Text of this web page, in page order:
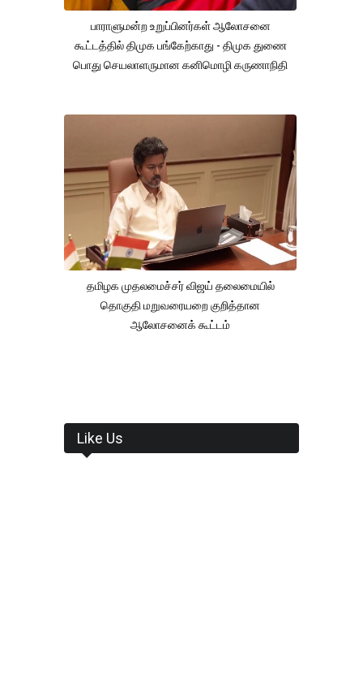
பாராளுமன்ற உறுப்பினர்கள் ஆலோசனை
கூட்டத்தில் திமுக பங்கேற்காது - திமுக துணை
பொது செயலாளருமான கனிமொழி கருணாநிதி
தமிழக முதலமைச்சர் விஜய் தலைமையில்
தொகுதி மறுவரையறை குறித்தான
ஆலோசனைக் கூட்டம்
Like Us